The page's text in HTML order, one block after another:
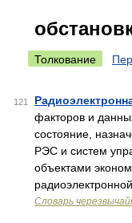
Толкование
121
факторов и
состояние,
РЭС и систем
объектами
Словарь